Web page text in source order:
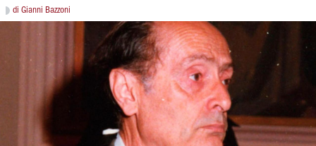
di Gianni Bazzoni